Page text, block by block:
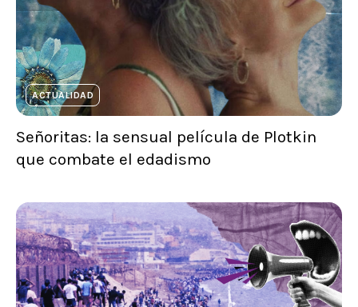
ACTUALIDAD
Señoritas: la sensual película de Plotkin
que combate el edadismo